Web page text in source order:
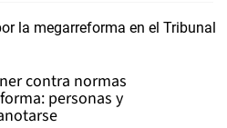
contra normas
personas y